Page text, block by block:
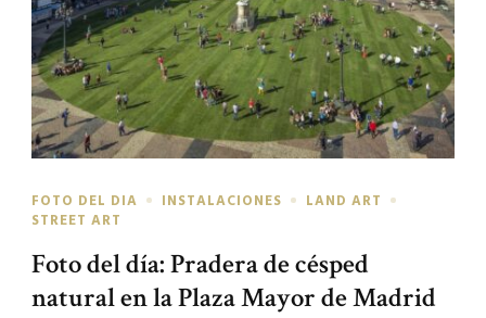
FOTO DEL DIA INSTALACIONES
LAND ART
STREET ART
Foto del día: Pradera de césped
natural en la Plaza Mayor de Madrid